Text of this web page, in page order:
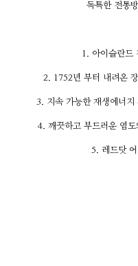
독특한 전통
1. 아이슬란드
2. 1752년 부터 내려온
3. 지속 가능한 재생에너
4. 깨끗하고 부드러운 염
5. 레드닷